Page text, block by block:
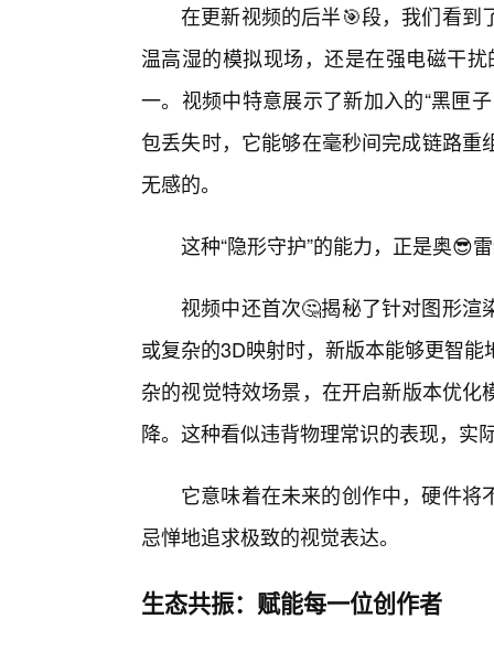
在更新视频的后半🎯段，我们看到
温高湿的模拟现场，还是在强电磁干
一。视频中特意展示了新加入的“黑匣
包丢失时，它能够在毫秒间完成链路
无感的。
这种“隐形守护”的能力，正是奥😎
视频中还首次🤔揭秘了针对图形
或复杂的3D映射时，新版本能够更智
杂的视觉特效场景，在开启新版本优
降。这种看似违背物理常识的表现，实
它意味着在未来的创作中，硬件
忌惮地追求极致的视觉表达。
生态共振：赋能每一位创作者